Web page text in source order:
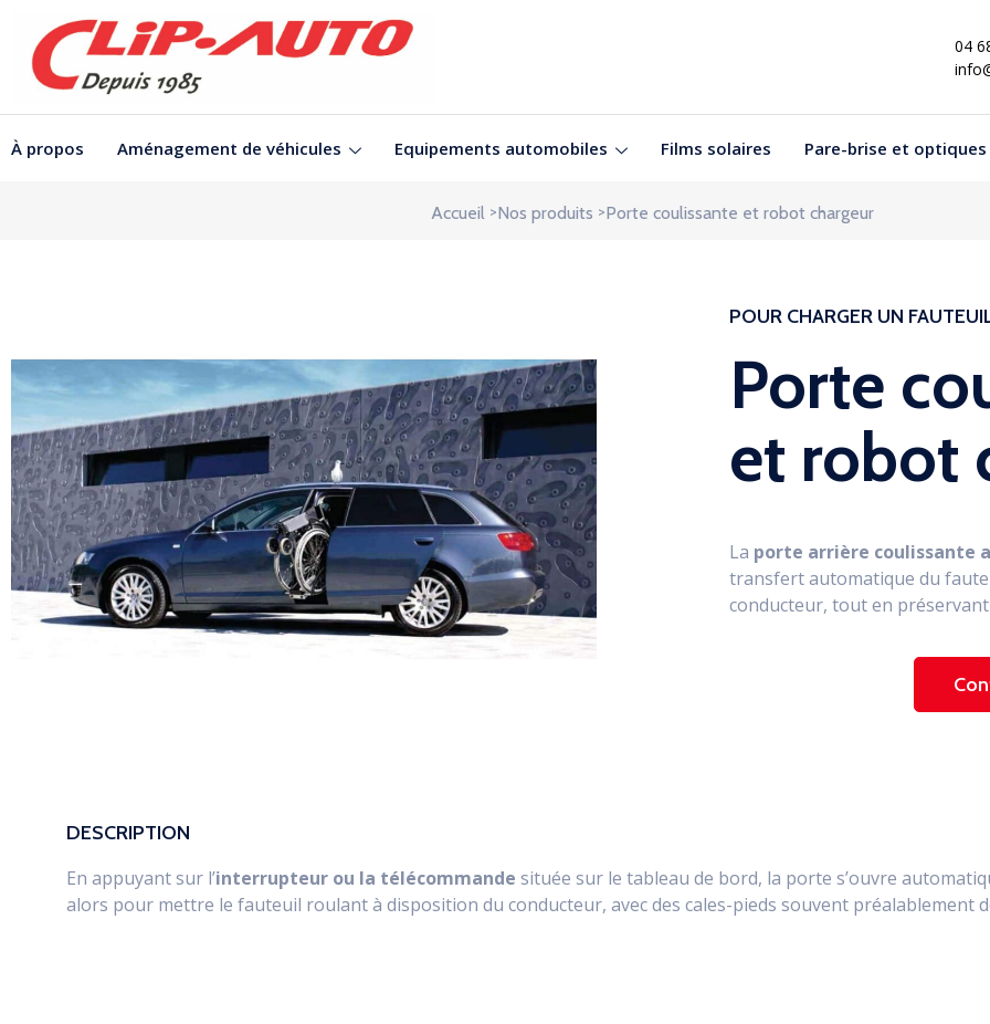
04
À propos Aménagement de véhicules Equipements automobiles Films solaires Pare-brise et optiques
Accueil >Nos produits >Porte coulissante et robot chargeur
POUR CHARGER UN
Porte
et robot
La porte arrière coulissante
transfert automatique du
conducteur, tout en
DESCRIPTION
En appuyant sur l’interrupteur ou la télécommande située sur le tableau de bord, la porte s’ouvre
alors pour mettre le fauteuil roulant à disposition du conducteur, avec des cales-pieds souvent préalablement